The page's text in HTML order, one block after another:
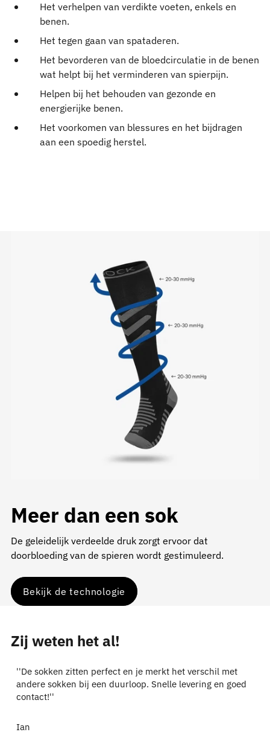
Het verhelpen van verdikte voeten, enkels en
benen.
Het tegen gaan van spataderen.
Het bevorderen van de bloedcirculatie in de benen
wat helpt bij het verminderen van spierpijn.
Helpen bij het behouden van gezonde en
energierijke benen.
Het voorkomen van blessures en het bijdragen
aan een spoedig herstel.
Meer dan een sok
De geleidelijk verdeelde druk zorgt ervoor dat
doorbloeding van de spieren wordt gestimuleerd.
Bekijk de technologie
Zij weten het al!
''De sokken zitten perfect en je merkt het verschil met
andere sokken bij een duurloop. Snelle levering en goed
contact!''
Ian